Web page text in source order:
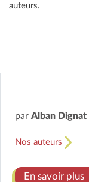
auteurs.
par Alban Dignat
Nos auteurs
En savoir plus